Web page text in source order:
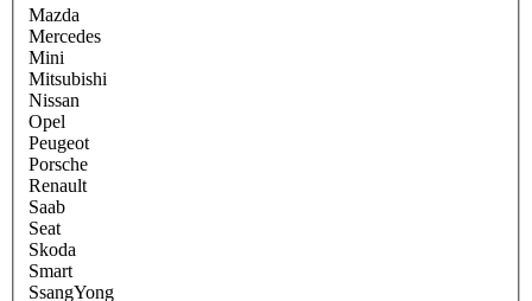
Mazda
Mercedes
Mini
Mitsubishi
Nissan
Opel
Peugeot
Porsche
Renault
Saab
Seat
Skoda
Smart
SsangYong